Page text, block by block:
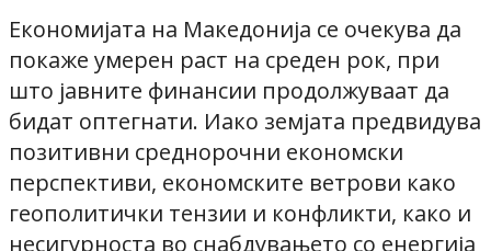
Економијата на Македонија се очекува да
покаже умерен раст на среден рок, при
што јавните финансии продолжуваат да
бидат оптегнати. Иако земјата предвидува
позитивни среднорочни економски
перспективи, економските ветрови како
геополитички тензии и конфликти, како и
несигурноста во снабдувањето со енергија